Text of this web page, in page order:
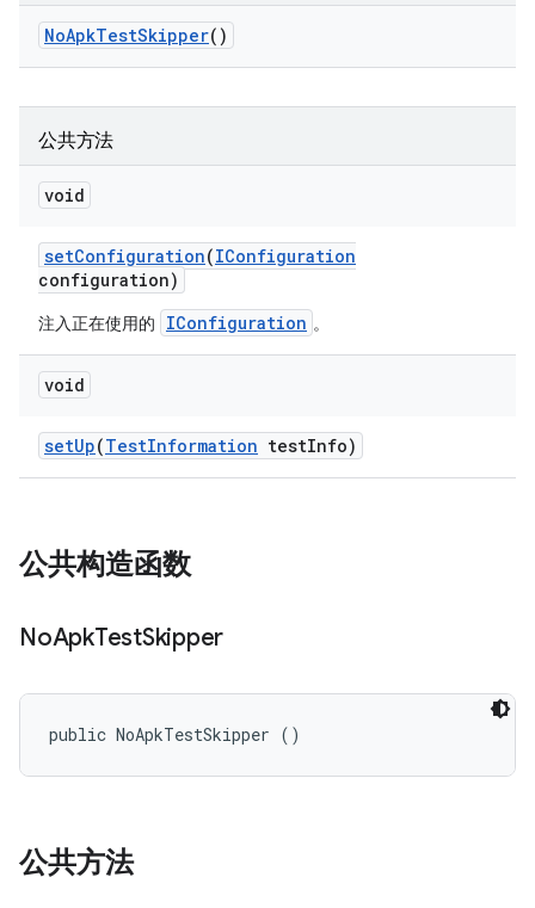
NoApkTestSkipper()
公共方法
void
setConfiguration(IConfiguration
configuration)
注入正在使用的 IConfiguration 。
void
setUp(TestInformation testInfo)
公共构造函数
NoApkTestSkipper
public NoApkTestSkipper ()
公共方法